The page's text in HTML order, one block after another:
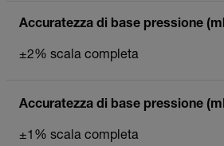
Accuratezza di base pressione
±2% scala completa
Accuratezza di base pressione
±1% scala completa